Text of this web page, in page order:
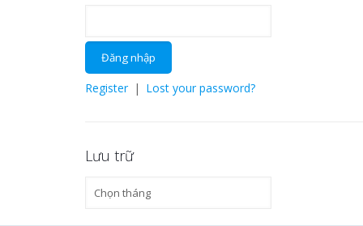
Register | Lost your password?
Lưu trữ
Lưu